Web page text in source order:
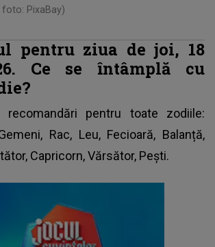
foto: PixaBay)
pentru ziua de joi, 18
Ce se întâmplă cu
pentru toate zodiile:
Rac, Leu, Fecioară, Balanță,
Capricorn, Vărsător, Pești.